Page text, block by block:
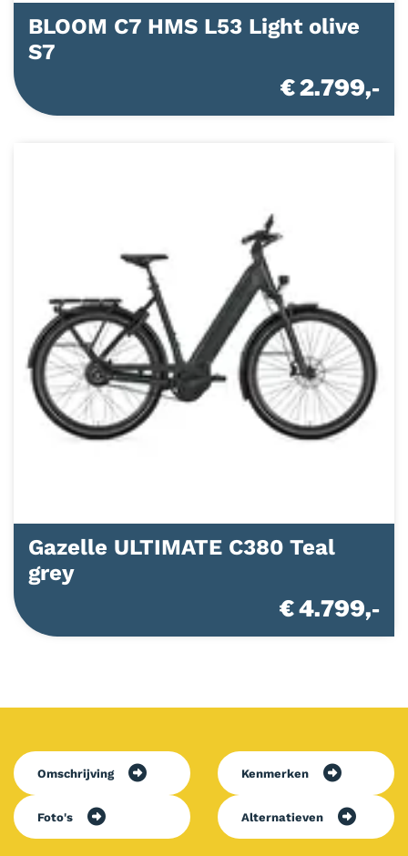
BLOOM C7 HMS L53 Light olive
S7
€ 2.799,-
Gazelle ULTIMATE C380 Teal
grey
€ 4.799,-
Omschrijving Kenmerken
Foto's Alternatieven